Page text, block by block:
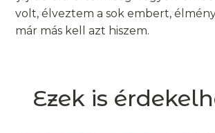
volt, élveztem a sok embert,
már más kell azt hiszem.
Ezek is